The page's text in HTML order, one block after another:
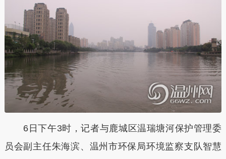
6日下午3时，记者与鹿城区温瑞塘河保护管理委
员会副主任朱海滨、温州市环保局环境监察支队智慧